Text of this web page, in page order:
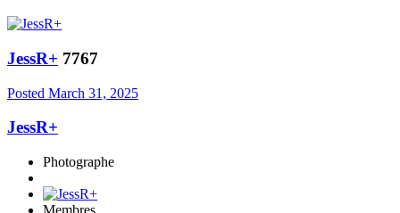
JessR+ 7767
Posted March 31, 2025
JessR+
Photographe